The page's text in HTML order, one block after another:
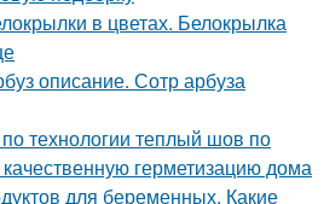
в цветах. Белокрылка
описание. Сотр арбуза
технологии теплый шов по
герметизацию дома
для беременных. Какие